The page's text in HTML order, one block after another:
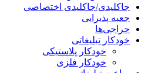
جاکلیدی/جاکلیدی اختصاصی
جعبه پذیرایی
حراجی‌ها
خودکار تبلیغاتی
خودکار پلاستیکی
خودکار فلزی